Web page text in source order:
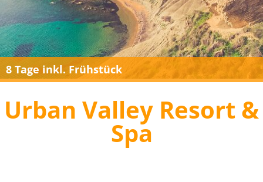
8 Tage inkl. Frühstück
Urban Valley Resort &
Spa